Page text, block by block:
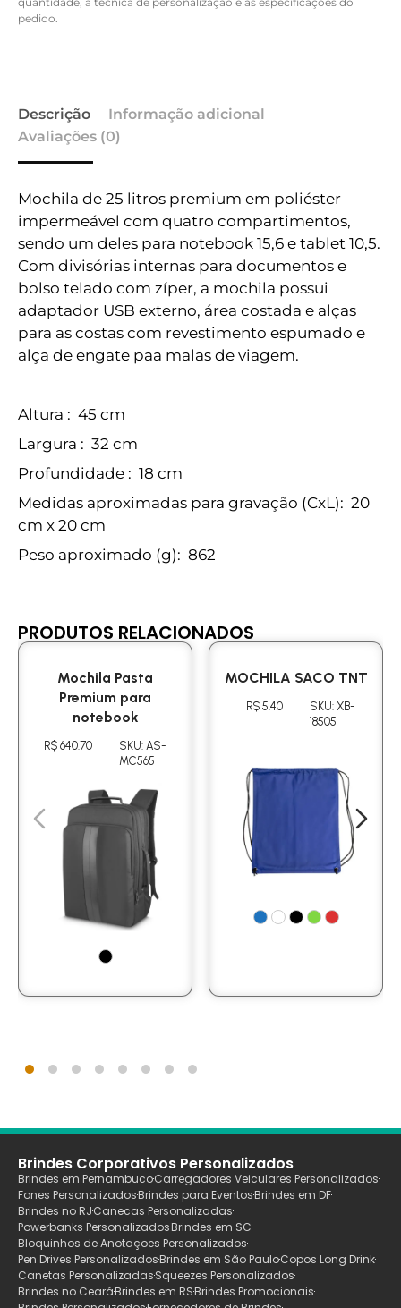
pedido.
Descrição
Informação adicional
Avaliações (0)
Mochila de 25 litros premium em poliéster
impermeável com quatro compartimentos,
sendo um deles para notebook 15,6 e tablet 10,5.
Com divisórias internas para documentos e
bolso telado com zíper, a mochila possui
adaptador USB externo, área costada e alças
para as costas com revestimento espumado e
alça de engate paa malas de viagem.
Altura : 45 cm
Largura : 32 cm
Profundidade : 18 cm
Medidas aproximadas para gravação (CxL): 20
cm x 20 cm
Peso aproximado (g): 862
PRODUTOS RELACIONADOS
Mochila Pasta
Premium para
notebook
R$ 640.70
SKU: AS-
MC565
MOCHILA SACO TNT
R$ 5.40
SKU: XB-
18505
Brindes Corporativos Personalizados
Brindes em PernambucoCarregadores Veiculares Personalizados
Fones PersonalizadosBrindes para EventosBrindes em DF
Brindes no RJCanecas Personalizadas
Powerbanks PersonalizadosBrindes em SC
Bloquinhos de Anotaçoes Personalizados
Pen Drives PersonalizadosBrindes em São PauloCopos Long Drink
Canetas PersonalizadasSqueezes Personalizados
Brindes no CearáBrindes em RSBrindes Promocionais